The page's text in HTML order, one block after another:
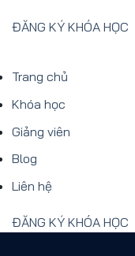
ĐĂNG KÝ KHÓA HỌC
Trang chủ
Khóa học
Giảng viên
Blog
Liên hệ
ĐĂNG KÝ KHÓA HỌC